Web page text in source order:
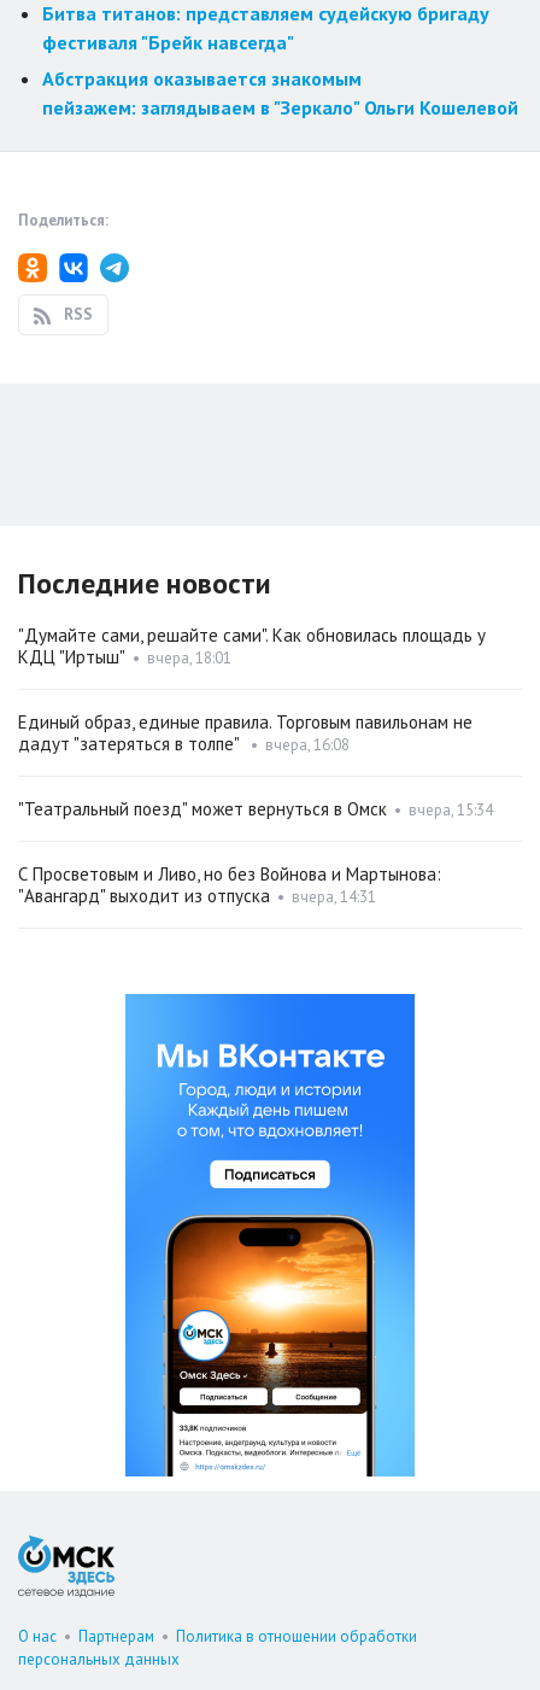
Битва титанов: представляем судейскую бригаду
фестиваля "Брейк навсегда"
Абстракция оказывается знакомым
пейзажем: заглядываем в "Зеркало" Ольги Кошелевой
Поделиться:
RSS
Последние новости
"Думайте сами, решайте сами". Как обновилась площадь у
КДЦ "Иртыш" • вчера, 18:01
Единый образ, единые правила. Торговым павильонам не
дадут "затеряться в толпе"
• вчера, 16:08
"Театральный поезд" может вернуться в Омск • вчера, 15:34
С Просветовым и Ливо, но без Войнова и Мартынова:
"Авангард" выходит из отпуска • вчера, 14:31
О нас • Партнерам • Политика в отношении обработки
персональных данных